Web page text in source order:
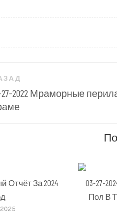
27-2022 Мраморные
Отчёт За 2024
03-27-
Пол В